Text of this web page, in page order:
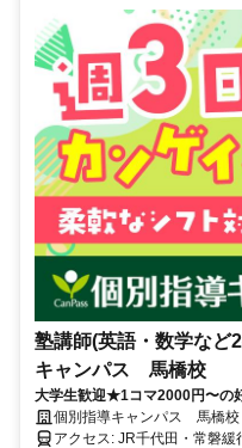
塾講師(英語・数学など
キャンパス 馬橋校
大学生歓迎★1コマ2000円〜の
「あと1コマ増やしたい」が叶
OK◎
個別指導キャンパス 馬橋校
アクセス: JR千代田・